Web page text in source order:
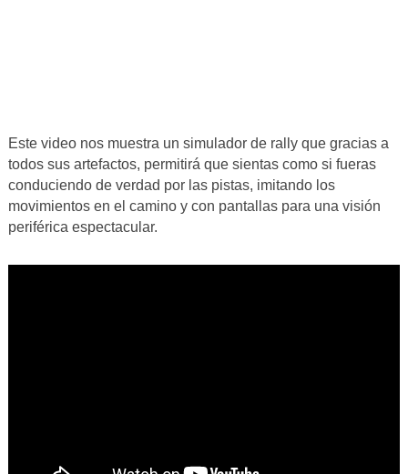
Este video nos muestra un simulador de rally que gracias a
todos sus artefactos, permitirá que sientas como si fueras
conduciendo de verdad por las pistas, imitando los
movimientos en el camino y con pantallas para una visión
periférica espectacular.